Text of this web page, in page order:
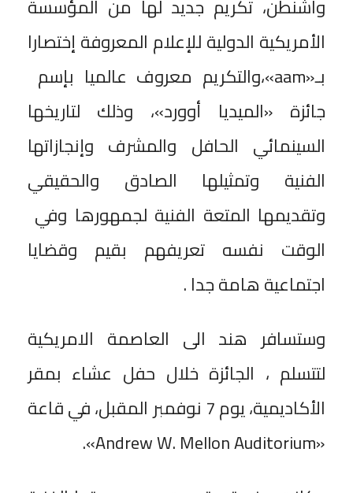
واشنطن، تكريم جديد لها من المؤسسة
الأمريكية الدولية للإعلام المعروفة إختصارا
بـ«aam»،والتكريم معروف عالميا بإسم
جائزة «الميديا أوورد»، وذلك لتاريخها
السينمائي الحافل والمشرف وإنجازاتها
الفنية وتمثيلها الصادق والحقيقي
وتقديمها المتعة الفنية لجمهورها وفي
الوقت نفسه تعريفهم بقيم وقضايا
اجتماعية هامة جدا .
وستسافر هند الى العاصمة الامريكية
لتتسلم ، الجائزة خلال حفل عشاء بمقر
الأكاديمية، يوم 7 نوفمبر المقبل، في قاعة
«Andrew W. Mellon Auditorium».